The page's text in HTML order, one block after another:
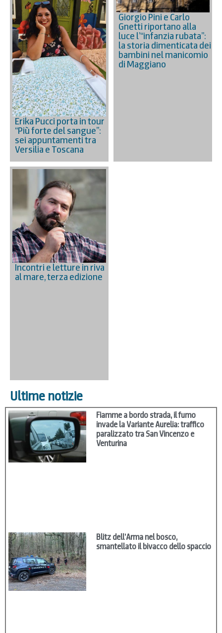
Erika Pucci porta in tour
“Più forte del sangue”:
sei appuntamenti tra
Versilia e Toscana
Giorgio Pini e Carlo
Gnetti riportano alla
luce l’“infanzia rubata”:
la storia dimenticata dei
bambini nel manicomio
di Maggiano
Incontri e letture in riva
al mare, terza edizione
Ultime notizie
Fiamme a bordo strada, il fumo
invade la Variante Aurelia: traffico
paralizzato tra San Vincenzo e
Venturina
Blitz dell’Arma nel bosco,
smantellato il bivacco dello spaccio